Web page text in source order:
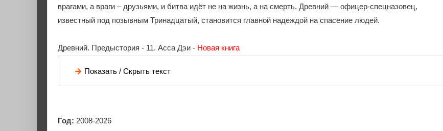
врагами, а враги – друзьями, и битва идёт не на жизнь, а на смерть. Древний — офицер-спецназовец,
известный под позывным Тринадцатый, становится главной надеждой на спасение людей.
Древний. Предыстория - 11. Асса Дэи - Новая книга
Показать / Скрыть текст
Год: 2008-2026